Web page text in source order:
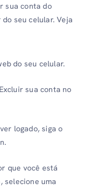
sua conta do
seu celular. Veja
do seu celular.
sua conta no
logado, siga o
que você está
selecione uma